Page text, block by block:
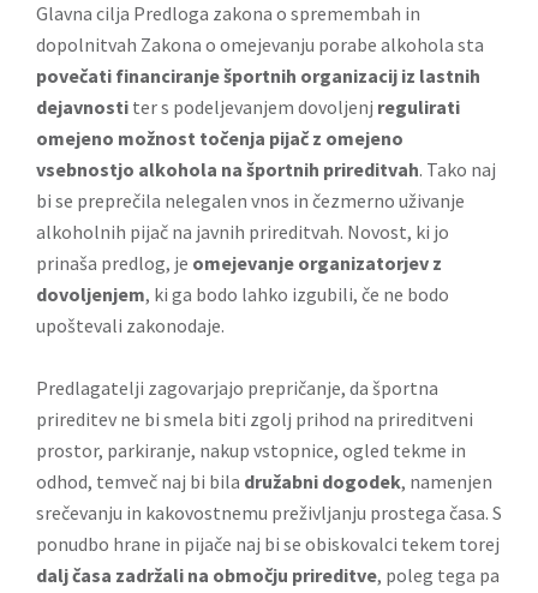
Glavna cilja Predloga zakona o spremembah in
dopolnitvah Zakona o omejevanju porabe alkohola sta
povečati financiranje športnih organizacij iz lastnih
dejavnosti ter s podeljevanjem dovoljenj regulirati
omejeno možnost točenja pijač z omejeno
vsebnostjo alkohola na športnih prireditvah. Tako naj
bi se preprečila nelegalen vnos in čezmerno uživanje
alkoholnih pijač na javnih prireditvah. Novost, ki jo
prinaša predlog, je omejevanje organizatorjev z
dovoljenjem, ki ga bodo lahko izgubili, če ne bodo
upoštevali zakonodaje.
Predlagatelji zagovarjajo prepričanje, da športna
prireditev ne bi smela biti zgolj prihod na prireditveni
prostor, parkiranje, nakup vstopnice, ogled tekme in
odhod, temveč naj bi bila družabni dogodek, namenjen
srečevanju in kakovostnemu preživljanju prostega časa. S
ponudbo hrane in pijače naj bi se obiskovalci tekem torej
dalj časa zadržali na območju prireditve, poleg tega pa